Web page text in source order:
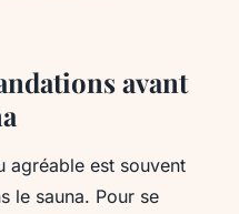
avant
agréable est souvent
le sauna. Pour se